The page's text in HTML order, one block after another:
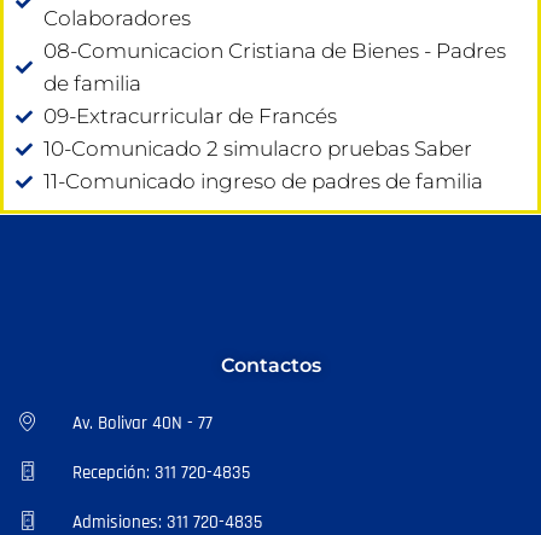
Colaboradores
08-Comunicacion Cristiana de Bienes - Padres
de familia
09-Extracurricular de Francés
10-Comunicado 2 simulacro pruebas Saber
11-Comunicado ingreso de padres de familia
Contactos
Av. Bolivar 40N - 77
Recepción: 311 720-4835
Admisiones: 311 720-4835